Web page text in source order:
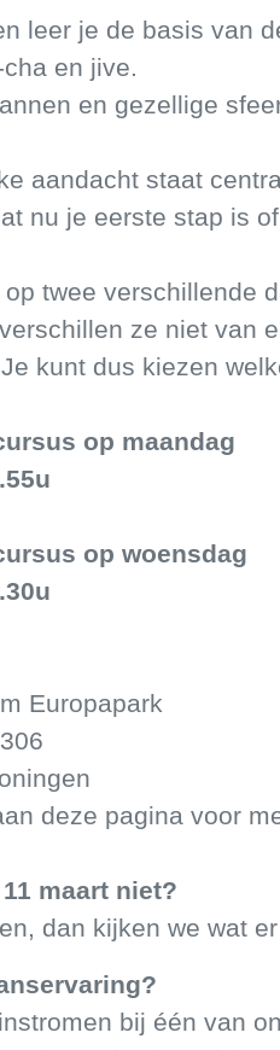
leer je de basis van
en jive.
en gezellige
aandacht staat
nu je eerste stap is
twee verschillende
ze niet van
kunt dus kiezen
op maandag
op woensdag
Europapark
deze pagina voor
maart niet?
dan kijken we wat
bij één van